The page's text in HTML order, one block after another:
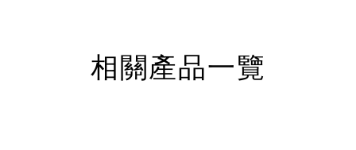
相關產品一覽